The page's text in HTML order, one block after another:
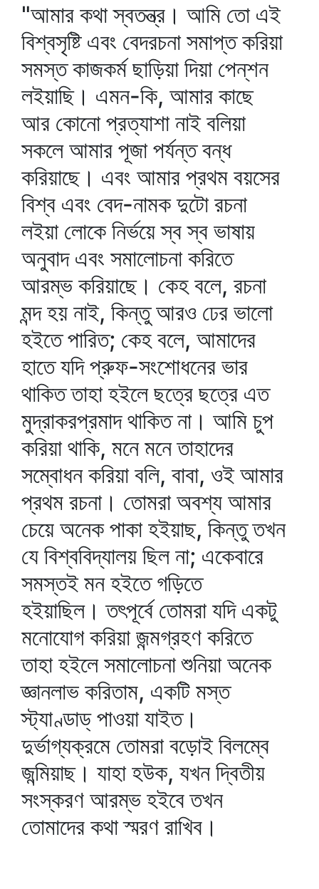
"আমার কথা স্বতন্ত্র। আমি তো এই
বিশ্বসৃষ্টি এবং বেদরচনা সমাপ্ত করিয়া
সমস্ত কাজকর্ম ছাড়িয়া দিয়া পেন্‌শন
লইয়াছি। এমন-কি, আমার কাছে
আর কোনো প্রত্যাশা নাই বলিয়া
সকলে আমার পূজা পর্যন্ত বন্ধ
করিয়াছে। এবং আমার প্রথম বয়সের
বিশ্ব এবং বেদ-নামক দুটো রচনা
লইয়া লোকে নির্ভয়ে স্ব স্ব ভাষায়
অনুবাদ এবং সমালোচনা করিতে
আরম্ভ করিয়াছে। কেহ বলে, রচনা
মন্দ হয় নাই, কিন্তু আরও ঢের ভালো
হইতে পারিত; কেহ বলে, আমাদের
হাতে যদি প্রুফ-সংশোধনের ভার
থাকিত তাহা হইলে ছত্রে ছত্রে এত
মুদ্রাকরপ্রমাদ থাকিত না। আমি চুপ
করিয়া থাকি, মনে মনে তাহাদের
সম্বোধন করিয়া বলি, বাবা, ওই আমার
প্রথম রচনা। তোমরা অবশ্য আমার
চেয়ে অনেক পাকা হইয়াছ, কিন্তু তখন
যে বিশ্ববিদ্যালয় ছিল না; একেবারে
সমস্তই মন হইতে গড়িতে
হইয়াছিল। তৎপূর্বে তোমরা যদি একটু
মনোযোগ করিয়া জন্মগ্রহণ করিতে
তাহা হইলে সমালোচনা শুনিয়া অনেক
জ্ঞানলাভ করিতাম, একটি মস্ত
স্ট্যাণ্ডাড্‌ পাওয়া যাইত।
দুর্ভাগ্যক্রমে তোমরা বড়োই বিলম্বে
জন্মিয়াছ। যাহা হউক, যখন দ্বিতীয়
সংস্করণ আরম্ভ হইবে তখন
তোমাদের কথা স্মরণ রাখিব।